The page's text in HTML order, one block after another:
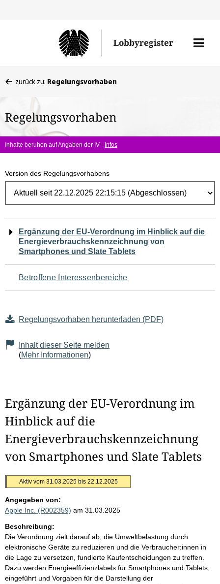
Lobbyregister
Menü
befinden
hier:
zurück zu: Regelungsvorhaben
Regelungsvorhaben
Inhalte beruhen auf Angaben der IV - Infos
Version des Regelungsvorhabens
Navigation
für
den
Seiteninhalt
Ergänzung der EU-Verordnung im Hinblick auf die
Energieverbrauchskennzeichnung von
Smartphones und Slate Tablets
Betroffene Interessenbereiche
Regelungsvorhaben herunterladen (PDF)
Inhalt dieser Seite melden
(Mehr Informationen)
Ergänzung der EU-Verordnung im
Hinblick auf die
Energieverbrauchskennzeichnung
von Smartphones und Slate Tablets
Aktiv vom 31.03.2025 bis 22.12.2025
Angegeben von:
Apple Inc. (R002359) am 31.03.2025
Beschreibung:
Die Verordnung zielt darauf ab, die Umweltbelastung durch
elektronische Geräte zu reduzieren und die Verbraucher:innen in
die Lage zu versetzen, fundierte Kaufentscheidungen zu treffen.
Dazu werden Energieeffizienzlabels für Smartphones und Tablets,
eingeführt und Vorgaben für die Darstellung der